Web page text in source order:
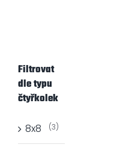
Filtrovat
dle typu
čtyřkolek
8x8 (3)